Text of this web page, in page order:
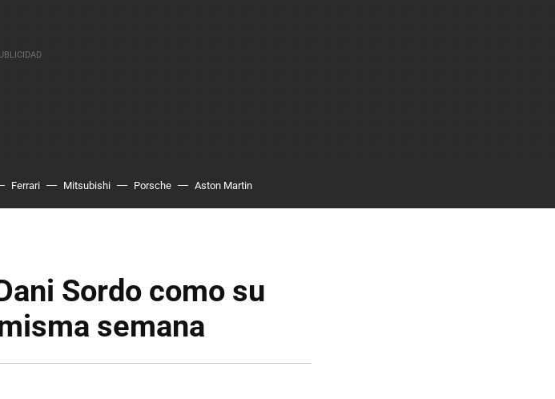
Ferrari Mitsubishi Porsche Aston Martin
Sordo como su
semana